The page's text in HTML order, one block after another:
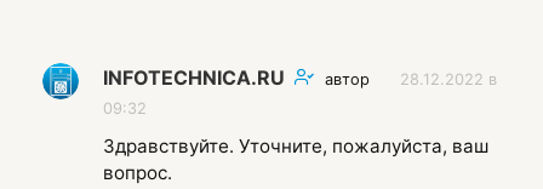
INFOTECHNICA.RU автор
28.12.2022 в
09:32
Здравствуйте. Уточните, пожалуйста, ваш
вопрос.